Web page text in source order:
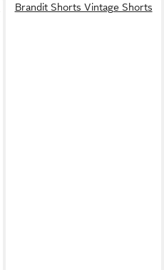
Brandit Shorts Vintage Shorts